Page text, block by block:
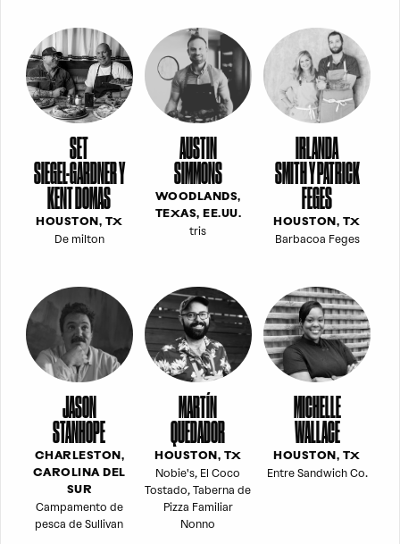
SET
SIEGEL-GARDNER Y
KENT DOMAS
HOUSTON, TX
De milton
AUSTIN
SIMMONS
WOODLANDS,
TEXAS, EE.UU.
tris
IRLANDA
SMITH Y PATRICK
FEGES
HOUSTON, TX
Barbacoa Feges
JASON
STANHOPE
CHARLESTON,
CAROLINA DEL
SUR
Campamento de
pesca de Sullivan
MARTÍN
QUEDADOR
HOUSTON, TX
Nobie's, El Coco
Tostado, Taberna de
Pizza Familiar
Nonno
MICHELLE
WALLACE
HOUSTON, TX
Entre Sandwich Co.